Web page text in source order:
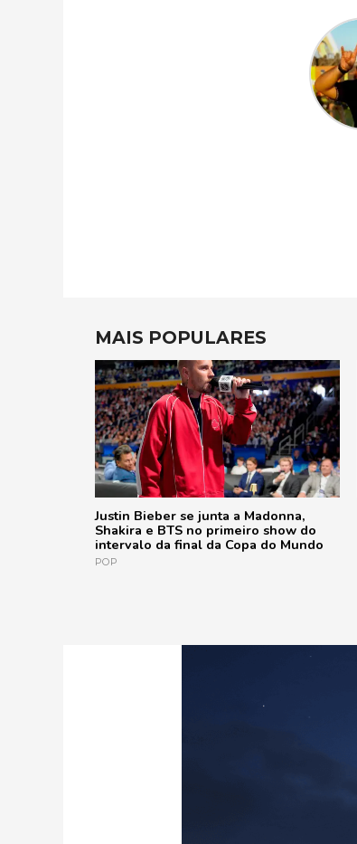
MAIS POPULARES
Justin Bieber se junta a Madonna,
Shakira e BTS no primeiro show do
intervalo da final da Copa do Mundo
POP